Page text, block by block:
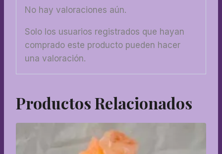
No hay valoraciones aún.
Solo los usuarios registrados que hayan
comprado este producto pueden hacer
una valoración.
Productos Relacionados